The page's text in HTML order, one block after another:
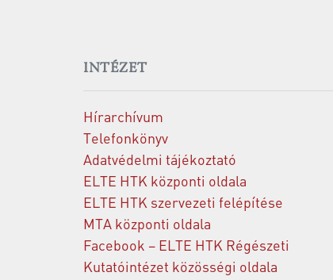
INTÉZET
Hírarchívum
Telefonkönyv
Adatvédelmi tájékoztató
ELTE HTK központi oldala
ELTE HTK szervezeti felépítése
MTA központi oldala
Facebook – ELTE HTK Régészeti
Kutatóintézet közösségi oldala